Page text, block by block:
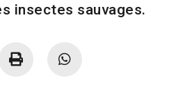
insectes sauvages.